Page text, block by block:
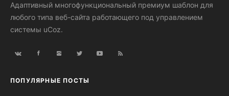
Адаптивный многофункциональный премиум шаблон для
любого типа веб-сайта работающего под управлением
системы uCoz.
ПОПУЛЯРНЫЕ ПОСТЫ